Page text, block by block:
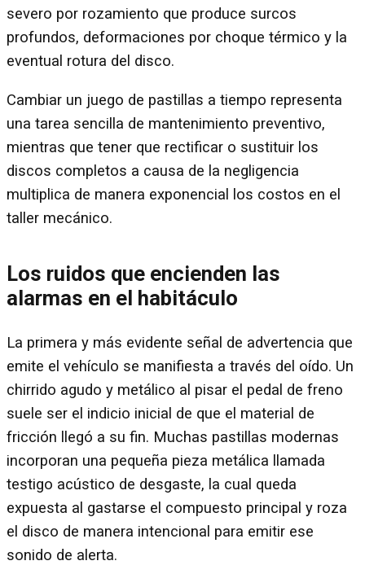
severo por rozamiento que produce surcos
profundos, deformaciones por choque térmico y la
eventual rotura del disco.
Cambiar un juego de pastillas a tiempo representa
una tarea sencilla de mantenimiento preventivo,
mientras que tener que rectificar o sustituir los
discos completos a causa de la negligencia
multiplica de manera exponencial los costos en el
taller mecánico.
Los ruidos que encienden las
alarmas en el habitáculo
La primera y más evidente señal de advertencia que
emite el vehículo se manifiesta a través del oído. Un
chirrido agudo y metálico al pisar el pedal de freno
suele ser el indicio inicial de que el material de
fricción llegó a su fin. Muchas pastillas modernas
incorporan una pequeña pieza metálica llamada
testigo acústico de desgaste, la cual queda
expuesta al gastarse el compuesto principal y roza
el disco de manera intencional para emitir ese
sonido de alerta.